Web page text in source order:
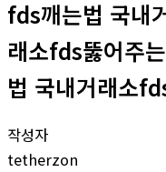
fds깨는법 국내
래소fds뚫어주
법 국내거래소
작성자
tetherzon